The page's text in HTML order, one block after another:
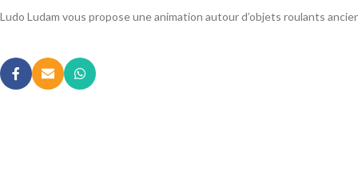
Ludo Ludam vous propose une animation autour d’objets roulants